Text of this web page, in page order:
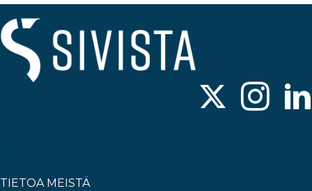
TIETOA MEISTÄ